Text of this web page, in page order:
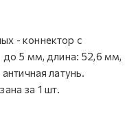
- коннектор с
до 5 мм, длина: 52,6 мм,
латунь.
за 1 шт.